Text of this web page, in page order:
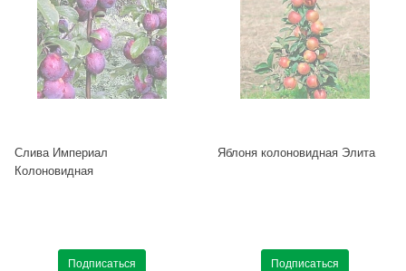
Слива Империал
Колоновидная
Подписаться
Яблоня колоновидная Элита
Подписаться